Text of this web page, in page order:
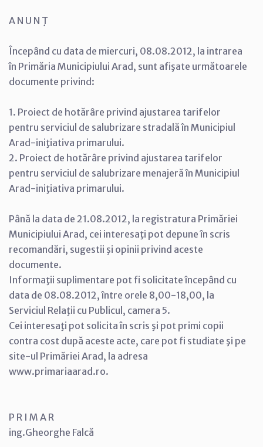
A N U N Ţ
Începând cu data de miercuri, 08.08.2012, la intrarea
în Primăria Municipiului Arad, sunt afişate următoarele
documente privind:
1. Proiect de hotărâre privind ajustarea tarifelor
pentru serviciul de salubrizare stradală în Municipiul
Arad-iniţiativa primarului.
2. Proiect de hotărâre privind ajustarea tarifelor
pentru serviciul de salubrizare menajeră în Municipiul
Arad-iniţiativa primarului.
Până la data de 21.08.2012, la registratura Primăriei
Municipiului Arad, cei interesaţi pot depune în scris
recomandări, sugestii şi opinii privind aceste
documente.
Informaţii suplimentare pot fi solicitate începând cu
data de 08.08.2012, între orele 8,00-18,00, la
Serviciul Relaţii cu Publicul, camera 5.
Cei interesaţi pot solicita în scris şi pot primi copii
contra cost după aceste acte, care pot fi studiate şi pe
site-ul Primăriei Arad, la adresa
www.primariaarad.ro.
P R I M A R
ing.Gheorghe Falcă